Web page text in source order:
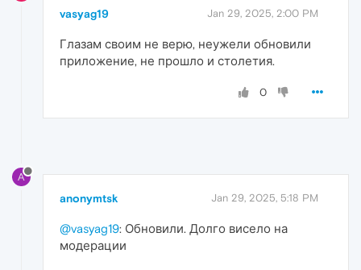
vasyag19 Jan 29, 2025, 2:00 PM
Глазам своим не верю, неужели обновили
приложение, не прошло и столетия.
0
A
anonymtsk Jan 29, 2025, 5:18 PM
@vasyag19: Обновили. Долго висело на
модерации